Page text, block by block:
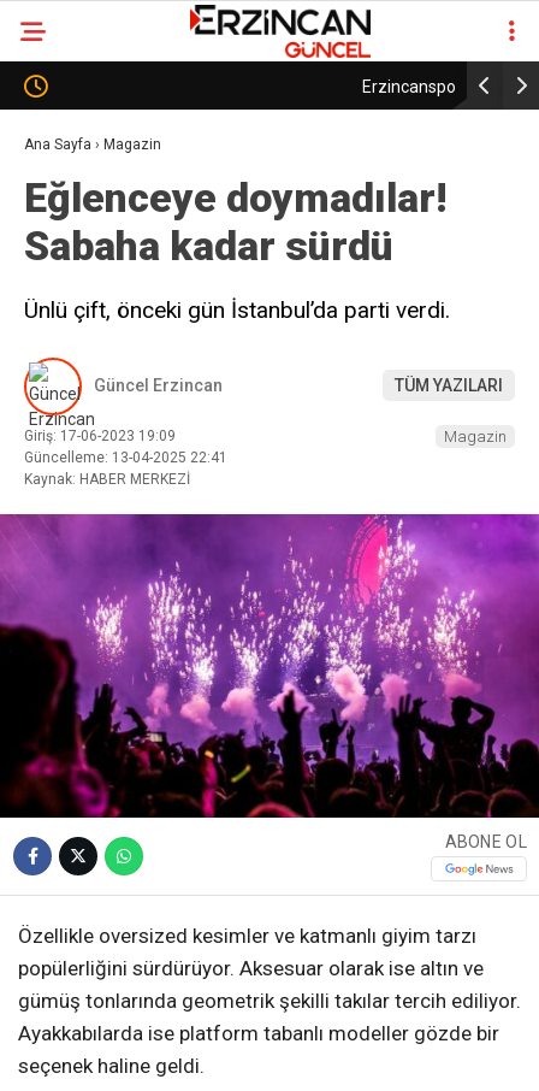
Erzincanspor’da Tarihi Karar: Kulüp Oy Birliğiyle AŞ
Modeline Geçti
Ana Sayfa › Magazin
Eğlenceye doymadılar!
Sabaha kadar sürdü
Ünlü çift, önceki gün İstanbul’da parti verdi.
Güncel Erzincan TÜM YAZILARI
Giriş: 17-06-2023 19:09
Güncelleme: 13-04-2025 22:41
Kaynak: HABER MERKEZİ
Magazin
ABONE OL
Özellikle oversized kesimler ve katmanlı giyim tarzı
popülerliğini sürdürüyor. Aksesuar olarak ise altın ve
gümüş tonlarında geometrik şekilli takılar tercih ediliyor.
Ayakkabılarda ise platform tabanlı modeller gözde bir
seçenek haline geldi.